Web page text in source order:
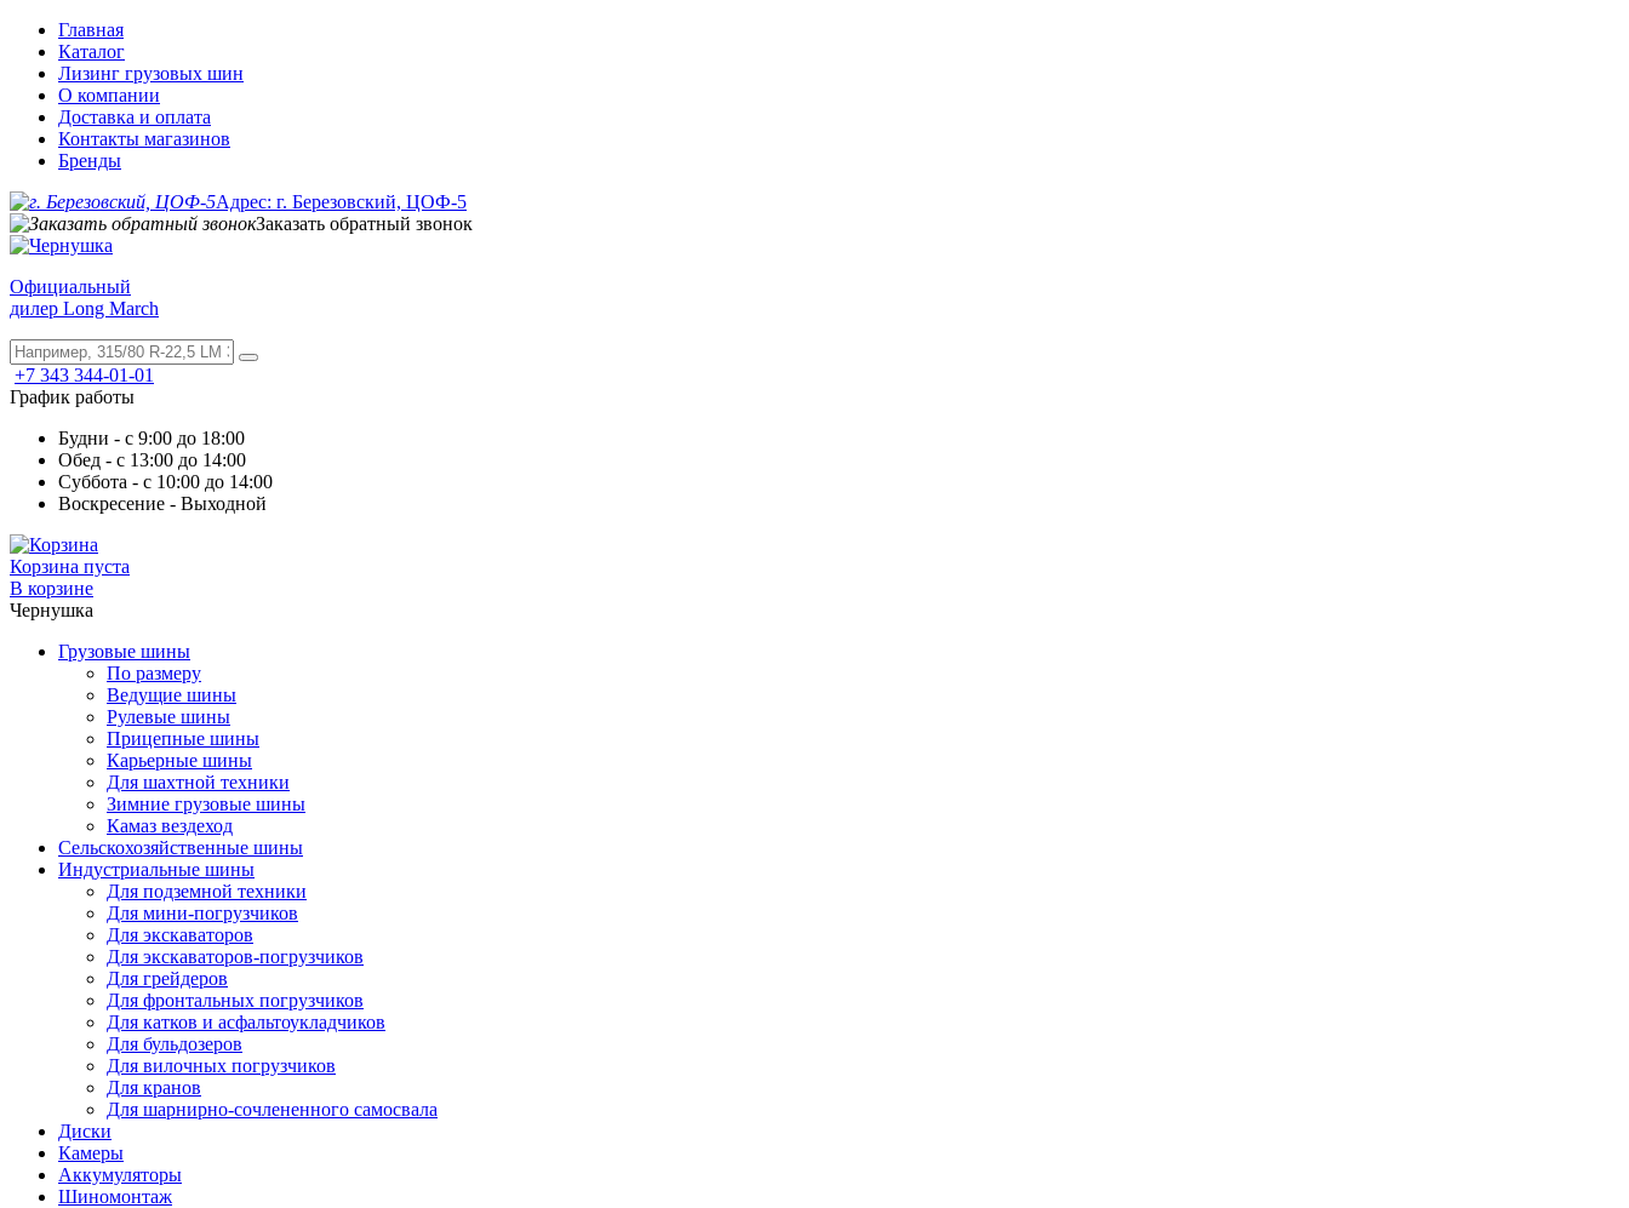
Главная
Каталог
Лизинг грузовых шин
О компании
Доставка и оплата
Контакты магазинов
Бренды
Адрес: г. Березовский, ЦОФ-5
Заказать обратный звонок
Официальный
дилер Long March
+7 343 344-01-01
График работы
Будни - с 9:00 до 18:00
Обед - с 13:00 до 14:00
Суббота - с 10:00 до 14:00
Воскресение - Выходной
Корзина пуста
В корзине
Чернушка
Грузовые шины
По размеру
Ведущие шины
Рулевые шины
Прицепные шины
Карьерные шины
Для шахтной техники
Зимние грузовые шины
Камаз вездеход
Сельскохозяйственные шины
Индустриальные шины
Для подземной техники
Для мини-погрузчиков
Для экскаваторов
Для экскаваторов-погрузчиков
Для грейдеров
Для фронтальных погрузчиков
Для катков и асфальтоукладчиков
Для бульдозеров
Для вилочных погрузчиков
Для кранов
Для шарнирно-сочлененного самосвала
Диски
Камеры
Аккумуляторы
Шиномонтаж